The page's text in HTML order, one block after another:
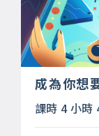
成為你想
課時 4 小時